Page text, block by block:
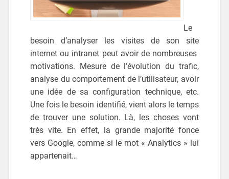
Le
besoin d’analyser les visites de son site
internet ou intranet peut avoir de nombreuses
motivations. Mesure de l’évolution du trafic,
analyse du comportement de l’utilisateur, avoir
une idée de sa configuration technique, etc.
Une fois le besoin identifié, vient alors le temps
de trouver une solution. Là, les choses vont
très vite. En effet, la grande majorité fonce
vers Google, comme si le mot « Analytics » lui
appartenait…